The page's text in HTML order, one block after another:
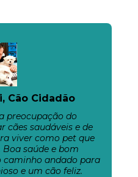
Cão Cidadão
preocupação do
cães saudáveis e de
viver como pet que
saúde e bom
andado para
e um cão feliz.